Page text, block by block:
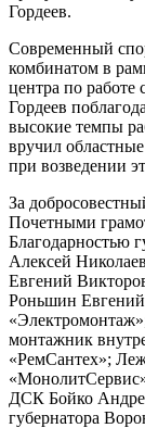
Гордеев.
Современный
комбинатом в
центра по
Гордеев
высокие темпы
вручил
при возведении
За
Почетными
Благодарностью
Алексей
Евгений
Роньшин
монтажник
«РемСантех»;
ДСК Бойко
губернатора